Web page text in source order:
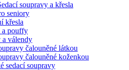
soupravy a křesla
seniory
křesla
a pouffy
válendy
čalouněné látkou
čalouněné koženkou
sedací soupravy